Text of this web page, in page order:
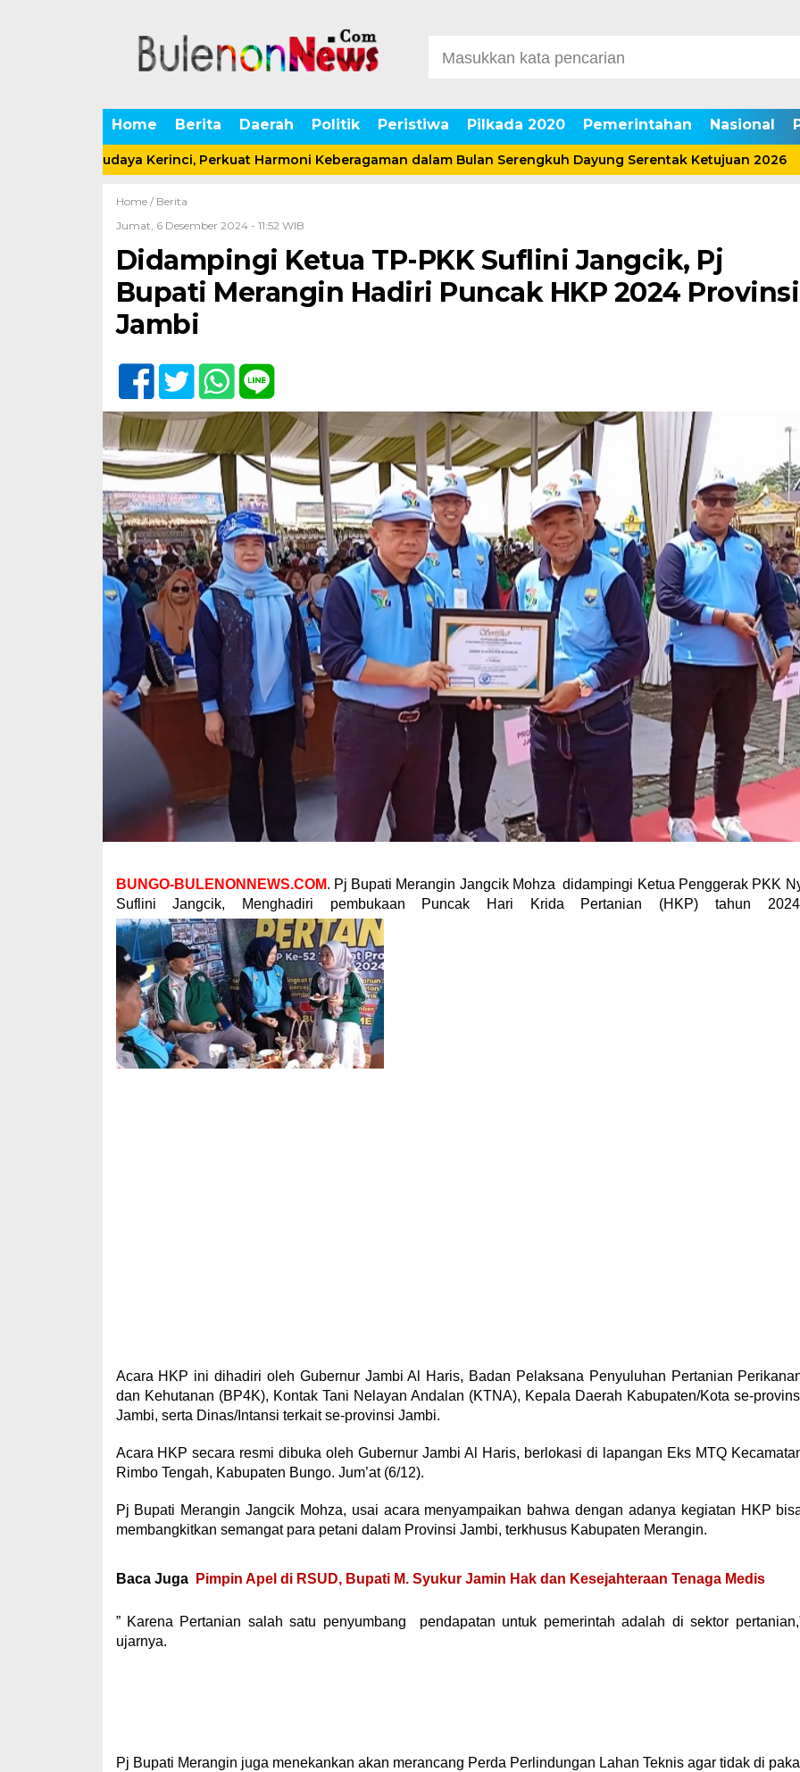
Home Berita Daerah Politik Peristiwa Pilkada 2020 Pemerintahan Nasional
Budaya Kerinci, Perkuat Harmoni Keberagaman dalam Bulan Serengkuh Dayung Serentak Ketujuan 2026
Home / Berita
Jumat, 6 Desember 2024 - 11:52 WIB
Didampingi Ketua TP-PKK Suflini Jangcik, Pj
Bupati Merangin Hadiri Puncak HKP 2024 Provinsi
Jambi
BUNGO-BULENONNEWS.COM. Pj Bupati Merangin Jangcik Mohza didampingi Ketua Penggerak PKK
Suflini Jangcik, Menghadiri pembukaan Puncak Hari Krida Pertanian (HKP) tahun
Acara HKP ini dihadiri oleh Gubernur Jambi Al Haris, Badan Pelaksana Penyuluhan Pertanian
dan Kehutanan (BP4K), Kontak Tani Nelayan Andalan (KTNA), Kepala Daerah Kabupaten/Kota se-
Jambi, serta Dinas/Intansi terkait se-provinsi Jambi.
Acara HKP secara resmi dibuka oleh Gubernur Jambi Al Haris, berlokasi di lapangan Eks MTQ
Rimbo Tengah, Kabupaten Bungo. Jum’at (6/12).
Pj Bupati Merangin Jangcik Mohza, usai acara menyampaikan bahwa dengan adanya kegiatan HKP
membangkitkan semangat para petani dalam Provinsi Jambi, terkhusus Kabupaten Merangin.
Baca Juga Pimpin Apel di RSUD, Bupati M. Syukur Jamin Hak dan Kesejahteraan Tenaga Medis
” Karena Pertanian salah satu penyumbang pendapatan untuk pemerintah adalah di sektor
ujarnya.
Pj Bupati Merangin juga menekankan akan merancang Perda Perlindungan Lahan Teknis agar tidak di